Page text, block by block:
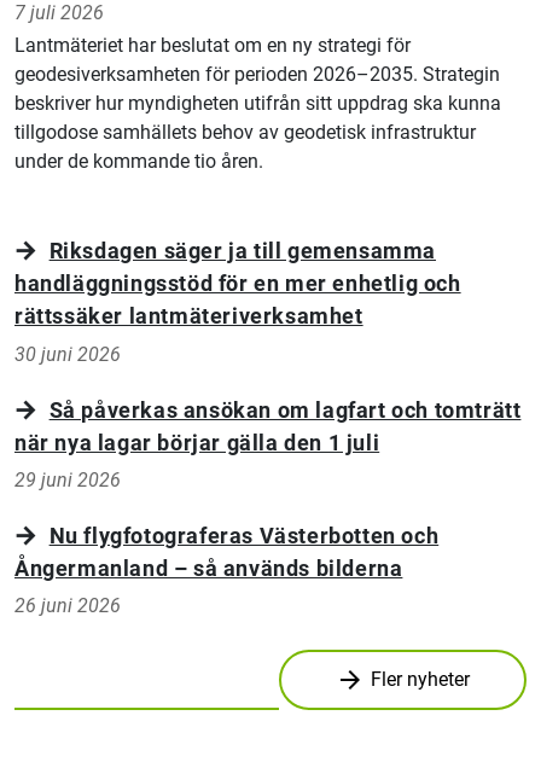
7 juli 2026
Lantmäteriet har beslutat om en ny strategi för
geodesiverksamheten för perioden 2026–2035. Strategin
beskriver hur myndigheten utifrån sitt uppdrag ska kunna
tillgodose samhällets behov av geodetisk infrastruktur
under de kommande tio åren.
Riksdagen säger ja till gemensamma
handläggningsstöd för en mer enhetlig och
rättssäker lantmäteriverksamhet
30 juni 2026
Så påverkas ansökan om lagfart och tomträtt
när nya lagar börjar gälla den 1 juli
29 juni 2026
Nu flygfotograferas Västerbotten och
Ångermanland – så används bilderna
26 juni 2026
arrow_forward Fler nyheter